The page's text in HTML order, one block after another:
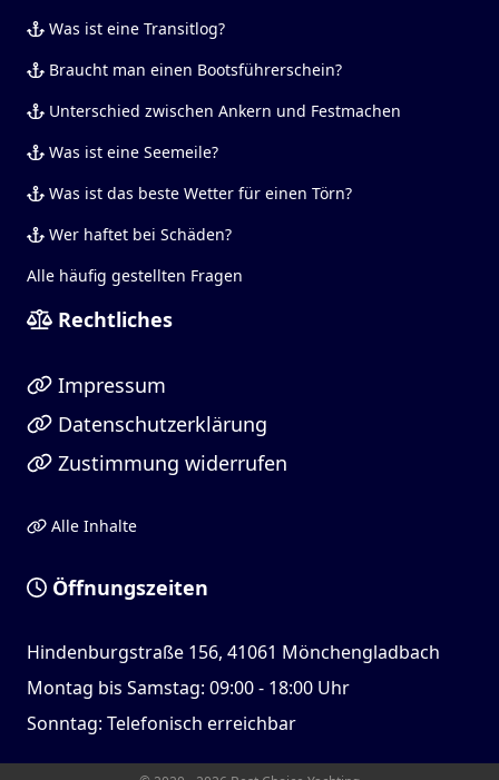
Was ist eine Transitlog?
Braucht man einen Bootsführerschein?
Unterschied zwischen Ankern und Festmachen
Was ist eine Seemeile?
Was ist das beste Wetter für einen Törn?
Wer haftet bei Schäden?
Alle häufig gestellten Fragen
Rechtliches
Impressum
Datenschutzerklärung
Zustimmung widerrufen
Alle Inhalte
Öffnungszeiten
Hindenburgstraße 156, 41061 Mönchengladbach
Montag bis Samstag: 09:00 - 18:00 Uhr
Sonntag: Telefonisch erreichbar